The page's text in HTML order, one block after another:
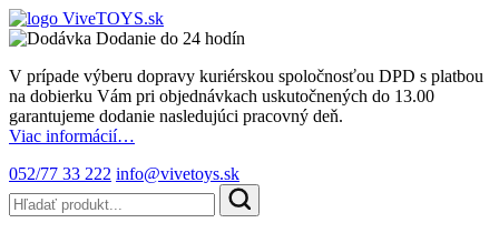
Dodanie do 24 hodín
V prípade výberu dopravy kuriérskou spoločnosťou DPD s platbou
na dobierku Vám pri objednávkach uskutočnených do 13.00
garantujeme dodanie nasledujúci pracovný deň.
Viac informácií…
052/77 33 222 info@vivetoys.sk